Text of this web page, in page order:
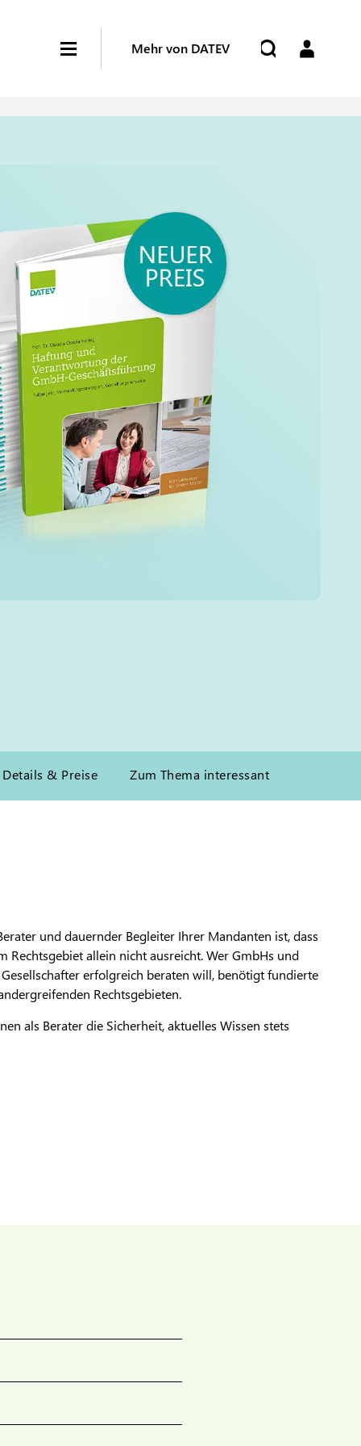
Mehr von DATEV
Details & Preise Zum Thema interessant
und dauernder Begleiter Ihrer Mandanten ist, dass
Rechtsgebiet allein nicht ausreicht. Wer GmbHs und
erfolgreich beraten will, benötigt fundierte
Rechtsgebieten.
als Berater die Sicherheit, aktuelles Wissen stets